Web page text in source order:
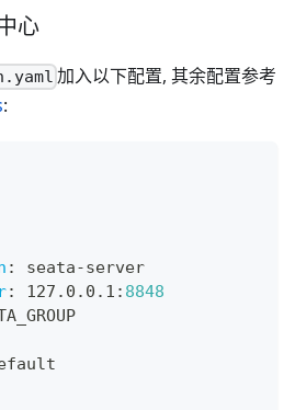
心
加入以下配置, 其余配置参考
:
: seata-server
: 127.0.0.1 : 8848